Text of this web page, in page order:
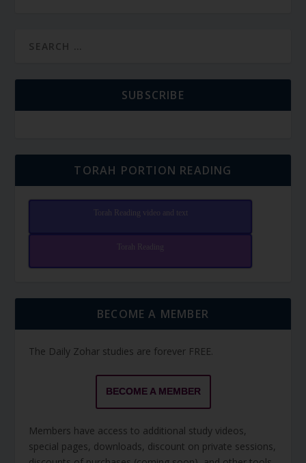
SUBSCRIBE
TORAH PORTION READING
Torah Reading video and text
Torah Reading
BECOME A MEMBER
The Daily Zohar studies are forever FREE.
BECOME A MEMBER
Members have access to additional study videos,
special pages, downloads, discount on private sessions,